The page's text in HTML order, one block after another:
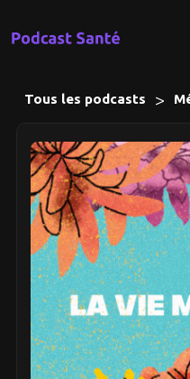
Tous les podcasts >